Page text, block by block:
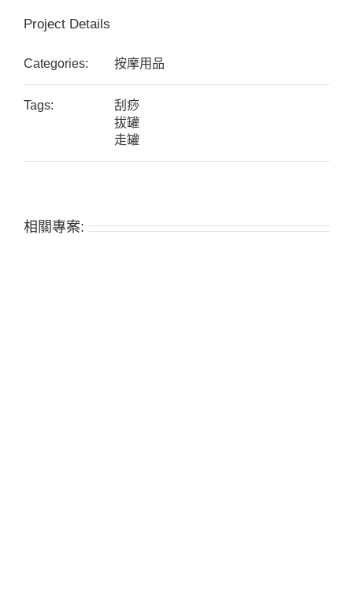
Project Details
Categories: 按摩用品
Tags:
刮痧
拔罐
走罐
相關專案: